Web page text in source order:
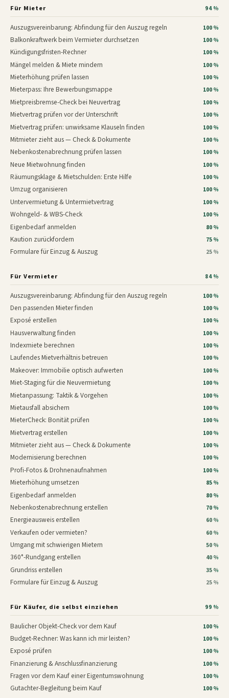
Für Mieter 94 %
Auszugsvereinbarung: Abfindung für den Auszug regeln 100 %
Balkonkraftwerk beim Vermieter durchsetzen 100 %
Kündigungsfristen-Rechner 100 %
Mängel melden & Miete mindern 100 %
Mieterhöhung prüfen lassen 100 %
Mieterpass: Ihre Bewerbungsmappe 100 %
Mietpreisbremse-Check bei Neuvertrag 100 %
Mietvertrag prüfen vor der Unterschrift 100 %
Mietvertrag prüfen: unwirksame Klauseln finden 100 %
Mitmieter zieht aus — Check & Dokumente 100 %
Nebenkostenabrechnung prüfen lassen 100 %
Neue Mietwohnung finden 100 %
Räumungsklage & Mietschulden: Erste Hilfe 100 %
Umzug organisieren 100 %
Untervermietung & Untermietvertrag 100 %
Wohngeld- & WBS-Check 100 %
Eigenbedarf anmelden 80 %
Kaution zurückfordern 75 %
Formulare für Einzug & Auszug 25 %
Für Vermieter 84 %
Auszugsvereinbarung: Abfindung für den Auszug regeln 100 %
Den passenden Mieter finden 100 %
Exposé erstellen 100 %
Hausverwaltung finden 100 %
Indexmiete berechnen 100 %
Laufendes Mietverhältnis betreuen 100 %
Makeover: Immobilie optisch aufwerten 100 %
Miet-Staging für die Neuvermietung 100 %
Mietanpassung: Taktik & Vorgehen 100 %
Mietausfall absichern 100 %
MieterCheck: Bonität prüfen 100 %
Mietvertrag erstellen 100 %
Mitmieter zieht aus — Check & Dokumente 100 %
Modernisierung berechnen 100 %
Profi-Fotos & Drohnenaufnahmen 100 %
Mieterhöhung umsetzen 85 %
Eigenbedarf anmelden 80 %
Nebenkostenabrechnung erstellen 70 %
Energieausweis erstellen 60 %
Verkaufen oder vermieten? 60 %
Umgang mit schwierigen Mietern 50 %
360°-Rundgang erstellen 40 %
Grundriss erstellen 35 %
Formulare für Einzug & Auszug 25 %
Für Käufer, die selbst einziehen 99 %
Baulicher Objekt-Check vor dem Kauf 100 %
Budget-Rechner: Was kann ich mir leisten? 100 %
Exposé prüfen 100 %
Finanzierung & Anschlussfinanzierung 100 %
Fragen vor dem Kauf einer Eigentumswohnung 100 %
Gutachter-Begleitung beim Kauf 100 %